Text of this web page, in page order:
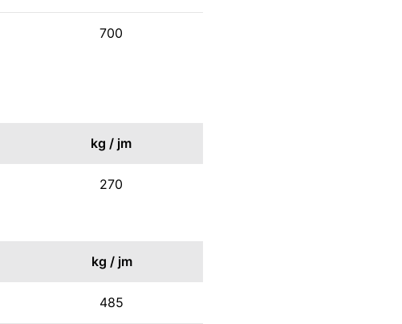
700
kg / jm
270
kg / jm
485